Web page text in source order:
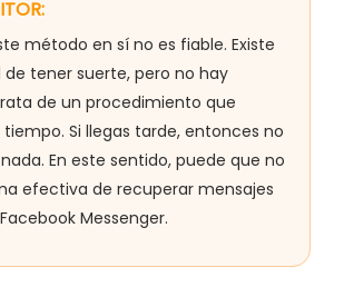
método en sí no es fiable. Existe
de tener suerte, pero no hay
de un procedimiento que
Si llegas tarde, entonces no
En este sentido, puede que no
efectiva de recuperar mensajes
Messenger.